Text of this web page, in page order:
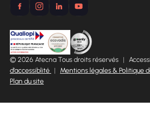
© 2026 Atecna Tous droits réservés |
d’accessiblité | Mentions légales & Politique
Plan du site